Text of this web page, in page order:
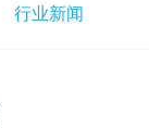
行业新闻